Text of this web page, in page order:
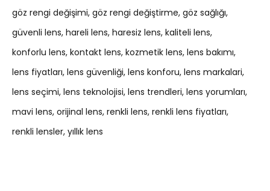
göz rengi değişimi göz rengi değiştirme göz sağlığı
güvenli lens hareli lens haresiz lens kaliteli lens
konforlu lens kontakt lens kozmetik lens lens bakımı
lens fiyatları lens güvenliği lens konforu lens markalari
lens seçimi lens teknolojisi lens trendleri lens yorumları
mavi lens orijinal lens renkli lens renkli lens fiyatları
renkli lensler yıllık lens